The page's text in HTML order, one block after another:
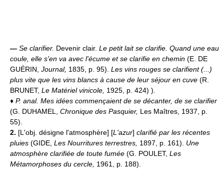
— Se clarifier. Devenir clair. Le petit lait se clarifie. Quand une eau
coule, elle s'en va avec l'écume et se clarifie en chemin (E. DE
GUÉRIN, Journal, 1835, p. 95). Les vins rouges se clarifient (...)
plus vite que les vins blancs à cause de leur séjour en cuve (R.
BRUNET, Le Matériel vinicole, 1925, p. 424) ).
♦ P. anal. Mes idées commençaient de se décanter, de se clarifier
(G. DUHAMEL, Chronique des Pasquier, Les Maîtres, 1937, p.
55).
2. [L'obj. désigne l'atmosphère] [L'azur] clarifié par les récentes
pluies (GIDE, Les Nourritures terrestres, 1897, p. 161). Une
atmosphère clarifiée de toute fumée (G. POULET, Les
Métamorphoses du cercle, 1961, p. 188).